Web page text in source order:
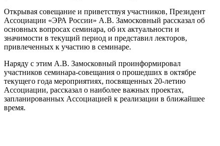
Открывая совещание и приветствуя участников, Президент
Ассоциации «ЭРА России» А.В. Замосковный рассказал об
основных вопросах семинара, об их актуальности и
значимости в текущий период и представил лекторов,
привлеченных к участию в семинаре.
Наряду с этим А.В. Замосковный проинформировал
участников семинара-совещания о прошедших в октябре
текущего года мероприятиях, посвященных 20-летию
Ассоциации, рассказал о наиболее важных проектах,
запланированных Ассоциацией к реализации в ближайшее
время.